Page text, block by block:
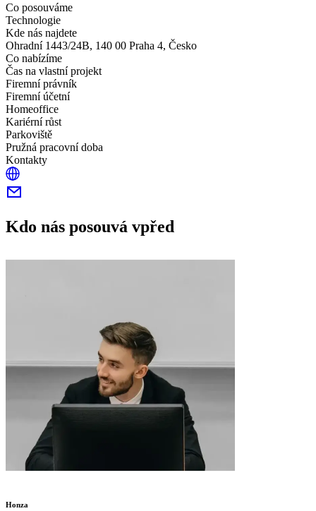
Co posouváme
Technologie
Kde nás najdete
Ohradní 1443/24B, 140 00 Praha 4, Česko
Co nabízíme
Čas na vlastní projekt
Firemní právník
Firemní účetní
Homeoffice
Kariérní růst
Parkoviště
Pružná pracovní doba
Kontakty
Kdo nás posouvá vpřed
Honza